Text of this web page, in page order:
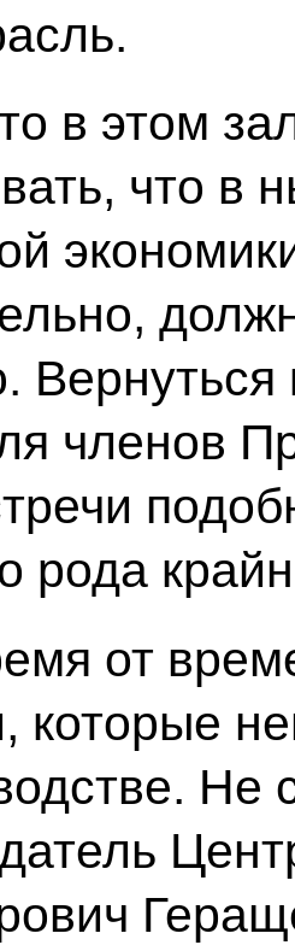
в этом
что в
членов
рода
от
которые
Не